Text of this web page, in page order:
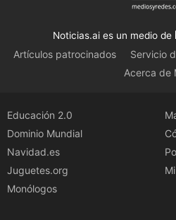
Noticias.ai es un medio de
Artículos patrocinados Servicio
Acerca de
Educación 2.0
Dominio Mundial
Navidad.es
Juguetes.org
Monólogos